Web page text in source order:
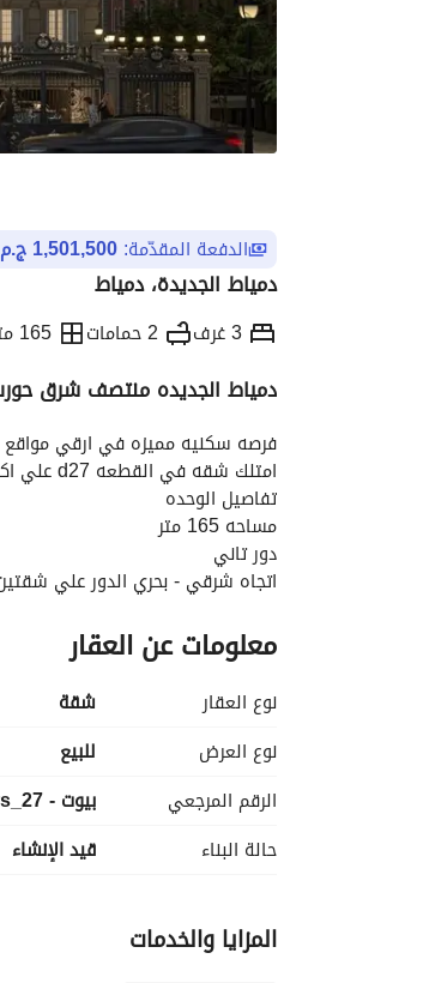
الدفعة المقدّمة: 1,501,500 ج.م
دمياط الجديدة، دمياط
3 غرف 2 حمامات 165 متر مربع
دمياط الجديده منتصف شرق
فرصه سكنيه مميزه في ارقي
امتلك شقه في القطعه d27 علي اكبر لاند سكيب بالمنطقه
تفاصيل الوحده
مساحه 165 متر
دور تاني
اتجاه شرقي - بحري الدور علي
استلام خلال سنتين ونص
معلومات عن العقار
نوع العقار
شقة
نوع العرض
للبيع
الرقم المرجعي
بيوت - Hours_27
حالة البناء
قيد الإنشاء
المزايا والخدمات